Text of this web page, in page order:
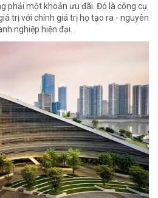
phải một khoản ưu đãi. Đó là công cụ
trị với chính giá trị họ tạo ra - nguyên
nghiệp hiện đại.